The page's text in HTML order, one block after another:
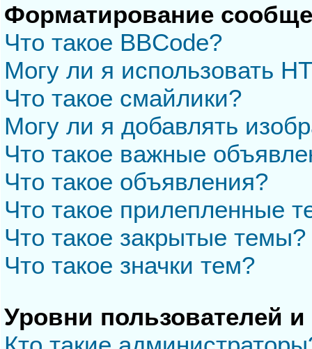
Форматирование
Что такое BBCode?
Могу ли я использовать
Что такое смайлики?
Могу ли я добавлять
Что такое важные
Что такое объявления?
Что такое прилепленные
Что такое закрытые темы?
Что такое значки тем?
Уровни пользователей